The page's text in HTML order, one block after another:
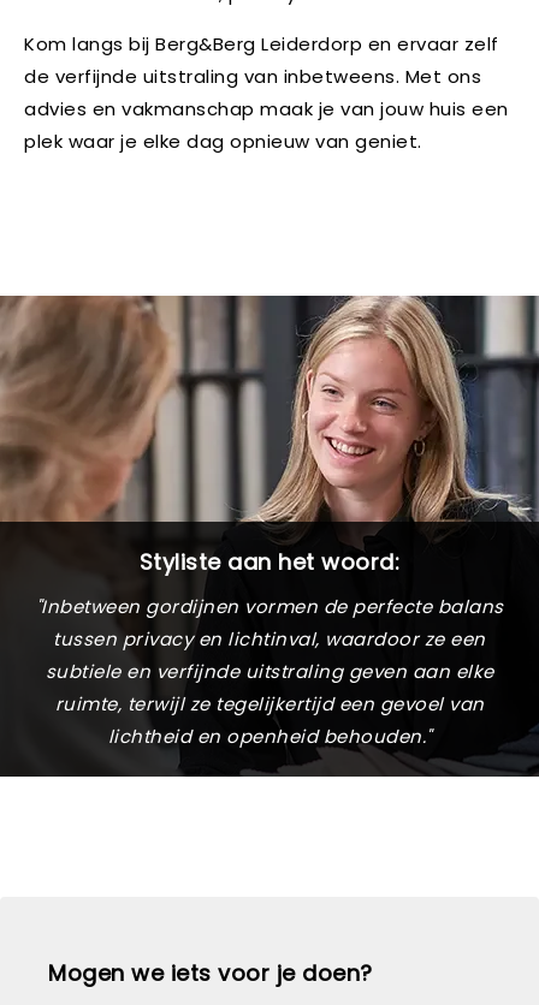
Kom langs bij Berg&Berg Leiderdorp en ervaar zelf
de verfijnde uitstraling van inbetweens. Met ons
advies en vakmanschap maak je van jouw huis een
plek waar je elke dag opnieuw van geniet.
Styliste aan het woord:
"Inbetween gordijnen vormen de perfecte balans
tussen privacy en lichtinval, waardoor ze een
subtiele en verfijnde uitstraling geven aan elke
ruimte, terwijl ze tegelijkertijd een gevoel van
lichtheid en openheid behouden."
Mogen we iets voor je doen?